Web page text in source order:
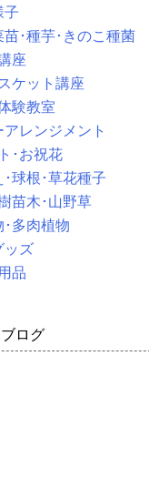
子
･種芋･きのこ種菌
座
ケット講座
験教室
レンジメント
･お祝花
球根･草花種子
苗木･山野草
多肉植物
ッズ
品
ログ